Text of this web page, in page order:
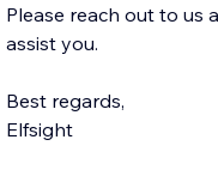
Please reach out to us
assist you.
Best regards,
Elfsight